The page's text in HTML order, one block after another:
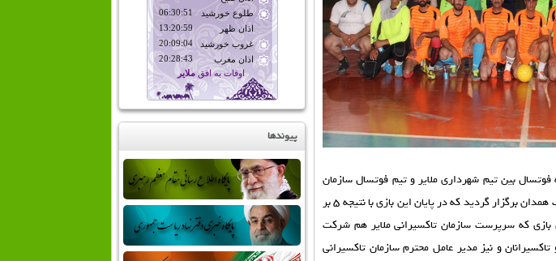
۷/۷ مسابقه دوستانه فوتسال بين تيم شهرداري ملاير و تيم فوتسال سازمان
تاكسيراني همدان در محل سالن ۶ هزار نفري انقلاب همدان برگزار گرديد كه در پايان اين بازي با نتيجه ۵ بر
بازي كه سرپرست سازمان تاكسيراني ملاير هم شركت
و نيز مدير عامل محترم سازمان تاكسيراني
پیوندها